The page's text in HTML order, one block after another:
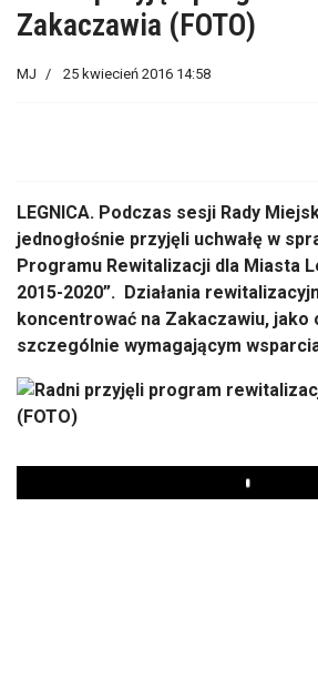
Zakaczawia (FOTO)
MJ 25 kwiecień 2016 14:58
LEGNICA. Podczas sesji Rady
jednogłośnie przyjęli uchwałę w
Programu Rewitalizacji dla Miasta
2015-2020”. Działania
koncentrować na Zakaczawiu, jako
szczególnie wymagającym
Play